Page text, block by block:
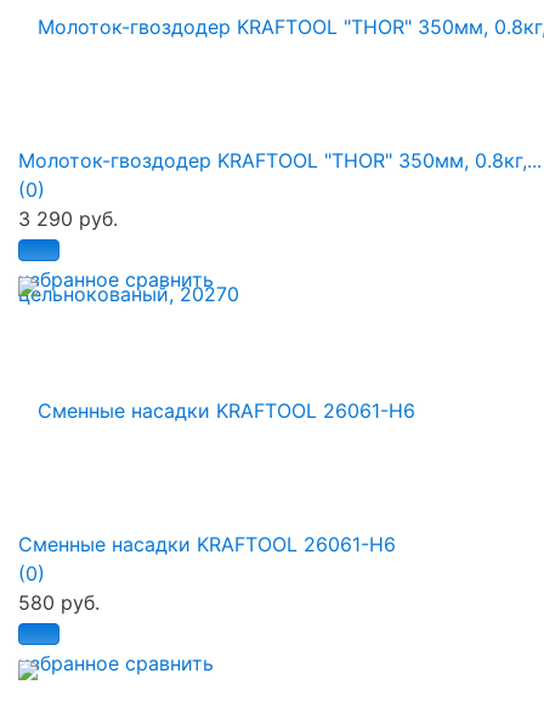
избранное сравнить
Молоток-гвоздодер KRAFTOOL "THOR" 350мм, 0.8кг,...
(0)
3 290 руб.
избранное сравнить
Сменные насадки KRAFTOOL 26061-H6
(0)
580 руб.